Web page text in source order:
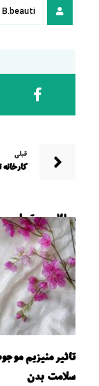
B.beauti
قبلی
مطالب مرتبط ...
تاثیر منیزیم
سلامت بدن